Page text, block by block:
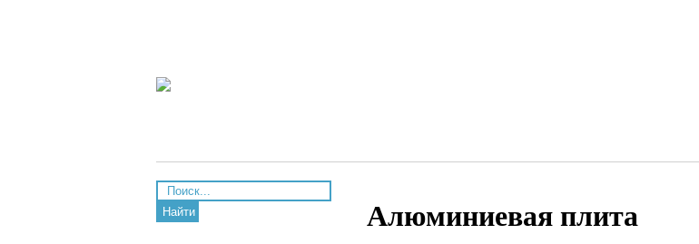
Найти Алюминиевая плита